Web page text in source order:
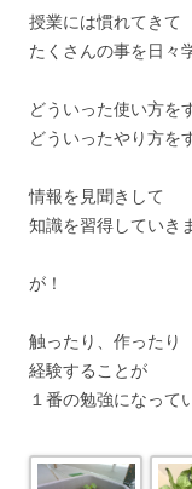
授業には慣れてきて
たくさんの事を日々
どういった使い方を
どういったやり方を
情報を見聞きして
知識を習得していき
が！
触ったり、作ったり
経験することが
１番の勉強になって